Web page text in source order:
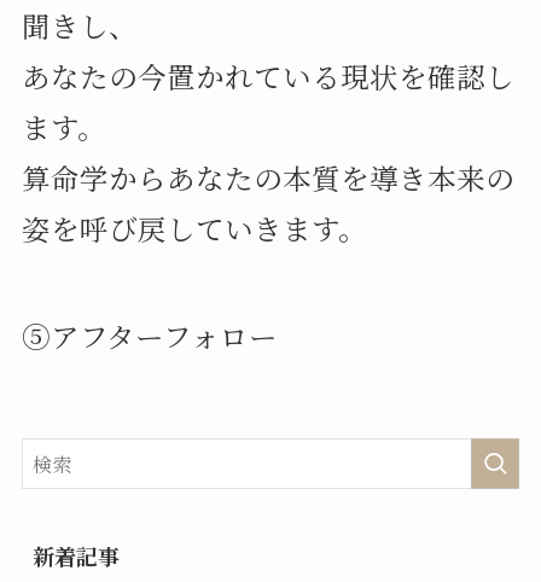
聞きし、
あなたの今置かれている現状を確認し
ます。
算命学からあなたの本質を導き本来の
姿を呼び戻していきます。
⑤アフターフォロー
新着記事